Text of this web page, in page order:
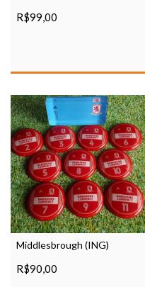
R$99,00
Middlesbrough (ING)
R$90,00